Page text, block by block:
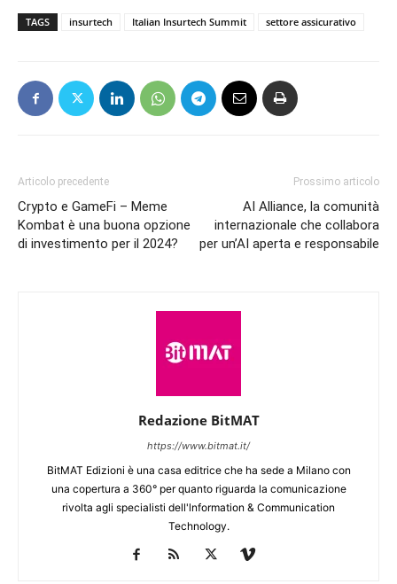
TAGS insurtech Italian Insurtech Summit settore assicurativo
Articolo precedente
Crypto e GameFi – Meme
Kombat è una buona opzione
di investimento per il 2024?
Prossimo articolo
AI Alliance, la comunità
internazionale che collabora
per un’AI aperta e responsabile
Redazione BitMAT
https://www.bitmat.it/
BitMAT Edizioni è una casa editrice che ha sede a Milano con
una copertura a 360° per quanto riguarda la comunicazione
rivolta agli specialisti dell'lnformation & Communication
Technology.